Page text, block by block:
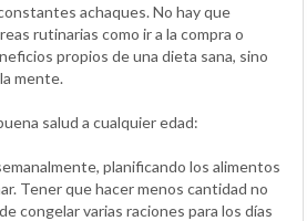
achaques. No hay que
rutinarias como ir a la compra o
propios de una dieta sana, sino
mente.
salud a cualquier edad:
planificando los alimentos
Tener que hacer menos cantidad no
congelar varias raciones para los días